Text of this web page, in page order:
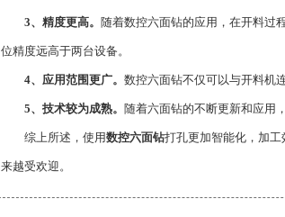
3、精度更高。 随着数控六面钻的应用，在开料过
位精度远高于两台设备。
4、应用范围更广。 数控六面钻不仅可以与开料机
5、技术较为成熟。 随着六面钻的不断更新和应用
综上所述，使用数控六面钻打孔更加智能化，加
来越受欢迎。